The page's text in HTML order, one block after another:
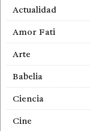
Actualidad
Amor Fati
Arte
Babelia
Ciencia
Cine